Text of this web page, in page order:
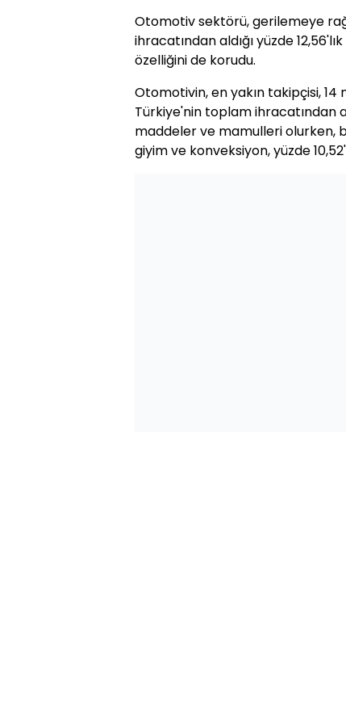
Otomotiv sektörü, gerilemeye
ihracatından aldığı yüzde
özelliğini de korudu.
Otomotivin, en yakın takipçisi,
Türkiye'nin toplam ihracatından
maddeler ve mamulleri olurken,
giyim ve konveksiyon, yüzde